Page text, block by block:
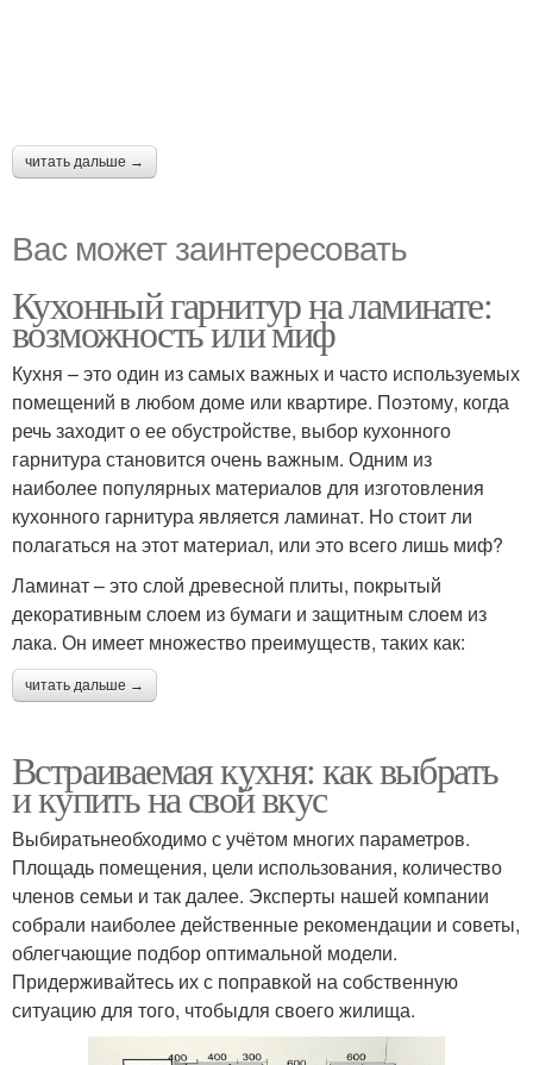
читать дальше →
Вас может заинтересовать
Кухонный гарнитур на ламинате:
возможность или миф
Кухня – это один из самых важных и часто используемых
помещений в любом доме или квартире. Поэтому, когда
речь заходит о ее обустройстве, выбор кухонного
гарнитура становится очень важным. Одним из
наиболее популярных материалов для изготовления
кухонного гарнитура является ламинат. Но стоит ли
полагаться на этот материал, или это всего лишь миф?
Ламинат – это слой древесной плиты, покрытый
декоративным слоем из бумаги и защитным слоем из
лака. Он имеет множество преимуществ, таких как:
читать дальше →
Встраиваемая кухня: как выбрать
и купить на свой вкус
Выбиратьнеобходимо с учётом многих параметров.
Площадь помещения, цели использования, количество
членов семьи и так далее. Эксперты нашей компании
собрали наиболее действенные рекомендации и советы,
облегчающие подбор оптимальной модели.
Придерживайтесь их с поправкой на собственную
ситуацию для того, чтобыдля своего жилища.